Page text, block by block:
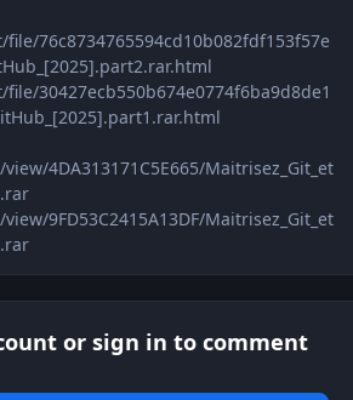
76c8734765594cd10b082fdf153f57e
30427ecb550b674e0774f6ba9d8de1
4DA313171C5E665/Maitrisez_Git_et
9FD53C2415A13DF/Maitrisez_Git_et
or sign in to comment